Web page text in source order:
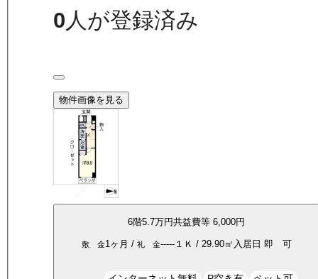
0人が登録済み
物件画像を見る
6階5.7万円共益費等6,000円
敷 金1ヶ月 / 礼 金-----１Ｋ / 29.90㎡ 入居日 即 可